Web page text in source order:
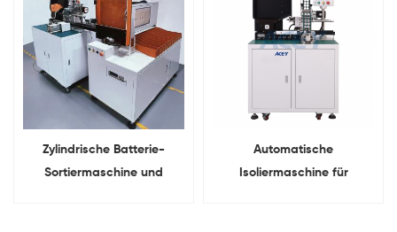
Zylindrische Batterie-
Sortiermaschine und
Automatische
Isoliermaschine für